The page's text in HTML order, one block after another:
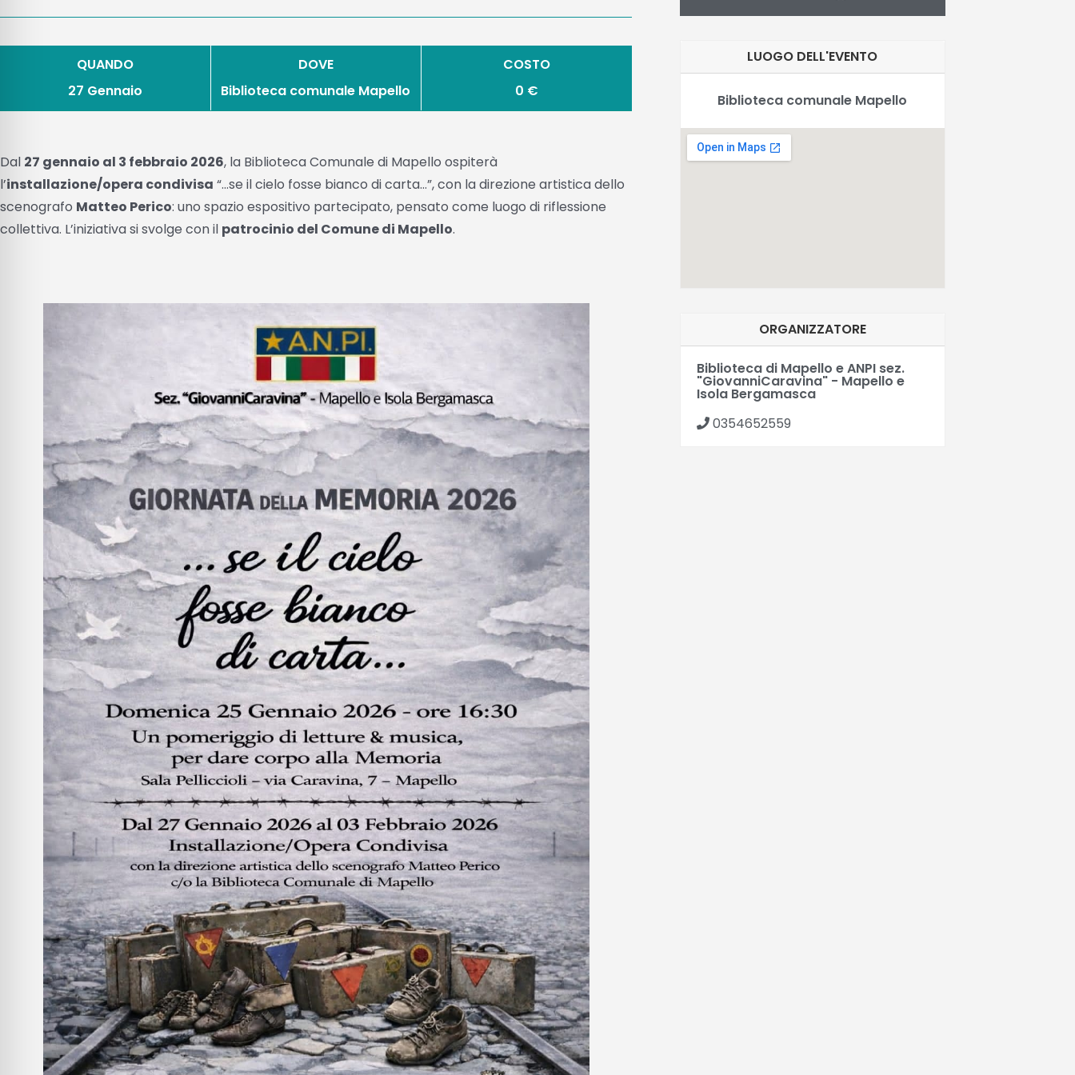
QUANDO
27 Gennaio
DOVE
Biblioteca comunale Mapello
COSTO
0 €
Dal 27 gennaio al 3 febbraio 2026, la Biblioteca Comunale di Mapello ospiterà
l’installazione/opera condivisa “…se il cielo fosse bianco di carta…”, con la direzione artistica dello
scenografo Matteo Perico: uno spazio espositivo partecipato, pensato come luogo di riflessione
collettiva. L’iniziativa si svolge con il patrocinio del Comune di Mapello.
LUOGO DELL'EVENTO
Biblioteca comunale Mapello
ORGANIZZATORE
Biblioteca di Mapello e ANPI sez.
"GiovanniCaravina" - Mapello e
Isola Bergamasca
0354652559